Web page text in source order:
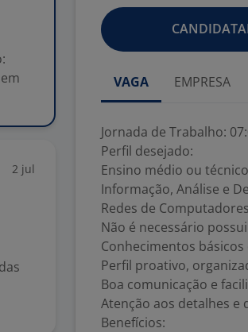
2 jul
VAGA EMPRESA
Jornada de Trabalho:
Perfil desejado:
Ensino médio ou
Informação, Análise e
Redes de
Não é necessário
Conhecimentos
Perfil proativo,
Boa comunicação e
Atenção aos detalhes
Benefícios: